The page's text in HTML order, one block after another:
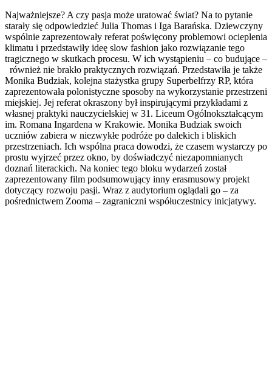
Najważniejsze? A czy pasja może uratować świat? Na to pytanie
starały się odpowiedzieć Julia Thomas i Iga Barańska. Dziewczyny
wspólnie zaprezentowały referat poświęcony problemowi ocieplenia
klimatu i przedstawiły ideę slow fashion jako rozwiązanie tego
tragicznego w skutkach procesu. W ich wystąpieniu – co budujące –
również nie brakło praktycznych rozwiązań. Przedstawiła je także
Monika Budziak, kolejna stażystka grupy Superbelfrzy RP, która
zaprezentowała polonistyczne sposoby na wykorzystanie przestrzeni
miejskiej. Jej referat okraszony był inspirującymi przykładami z
własnej praktyki nauczycielskiej w 31. Liceum Ogólnokształcącym
im. Romana Ingardena w Krakowie. Monika Budziak swoich
uczniów zabiera w niezwykłe podróże po dalekich i bliskich
przestrzeniach. Ich wspólna praca dowodzi, że czasem wystarczy po
prostu wyjrzeć przez okno, by doświadczyć niezapomnianych
doznań literackich. Na koniec tego bloku wydarzeń został
zaprezentowany film podsumowujący inny erasmusowy projekt
dotyczący rozwoju pasji. Wraz z audytorium oglądali go – za
pośrednictwem Zooma – zagraniczni współuczestnicy inicjatywy.